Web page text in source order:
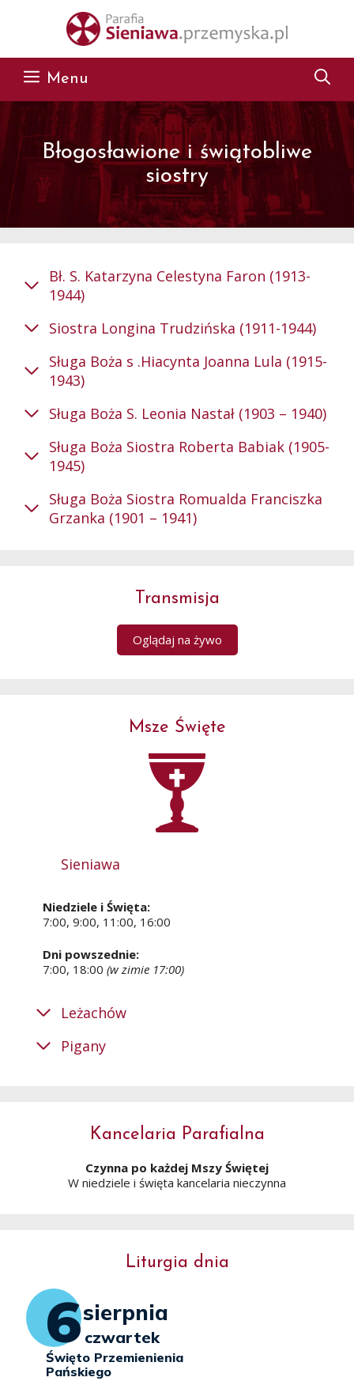
Menu
Błogosławione i świątobliwe
siostry
Bł. S. Katarzyna Celestyna Faron (1913-
1944)
Siostra Longina Trudzińska (1911-1944)
Sługa Boża s .Hiacynta Joanna Lula (1915-
1943)
Sługa Boża S. Leonia Nastał (1903 – 1940)
Sługa Boża Siostra Roberta Babiak (1905-
1945)
Sługa Boża Siostra Romualda Franciszka
Grzanka (1901 – 1941)
Transmisja
Oglądaj na żywo
Msze Święte
Sieniawa
Niedziele i Święta:
7:00, 9:00, 11:00, 16:00
Dni powszednie:
7:00, 18:00 (w zimie 17:00)
Leżachów
Pigany
Kancelaria Parafialna
Czynna po każdej Mszy Świętej
W niedziele i święta kancelaria nieczynna
Liturgia dnia